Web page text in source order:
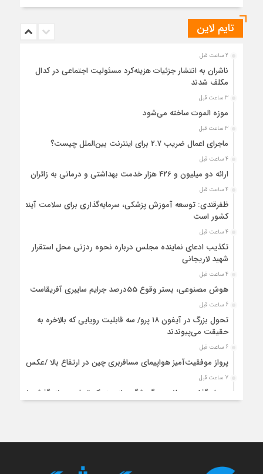
تایم لاین
2 ساعت قبل
ناشران به انتشار جزئیات هزینه‌کرد مسئولیت اجتماعی در کدال
مکلف شدند
3 ساعت قبل
موزه الموت ساخته می‌شود
3 ساعت قبل
ماجرای اعمال ضریب ۲.۷ برای اینترنت بین‌الملل چیست؟
4 ساعت قبل
ارائه دو میلیون و ۴۲۶ هزار خدمت بهداشتی و درمانی به زائران
4 ساعت قبل
ظفرقندی: توسعه آموزش پزشکی، سرمایه‌گذاری برای سلامت آینده
کشور است
4 ساعت قبل
تکذیب ادعای نماینده مجلس درباره نحوه ردزنی محل استقرار
شهید لاریجانی
4 ساعت قبل
هوش مصنوعی، بستر وقوع 55درصد جرایم سایبری آفریقاست
6 ساعت قبل
تحول بزرگ در آیفون ۱۸ پرو/ سه قابلیت رویایی که بالاخره به
حقیقت می‌پیوندند
6 ساعت قبل
پرواز موفقیت‌آمیز هواپیمای مسافربری چین در ارتفاع بالا /عکس
7 ساعت قبل
سرمایه‌گذاری جهانی در گردشگری از مرز یک تریلیون دلار گذشت/